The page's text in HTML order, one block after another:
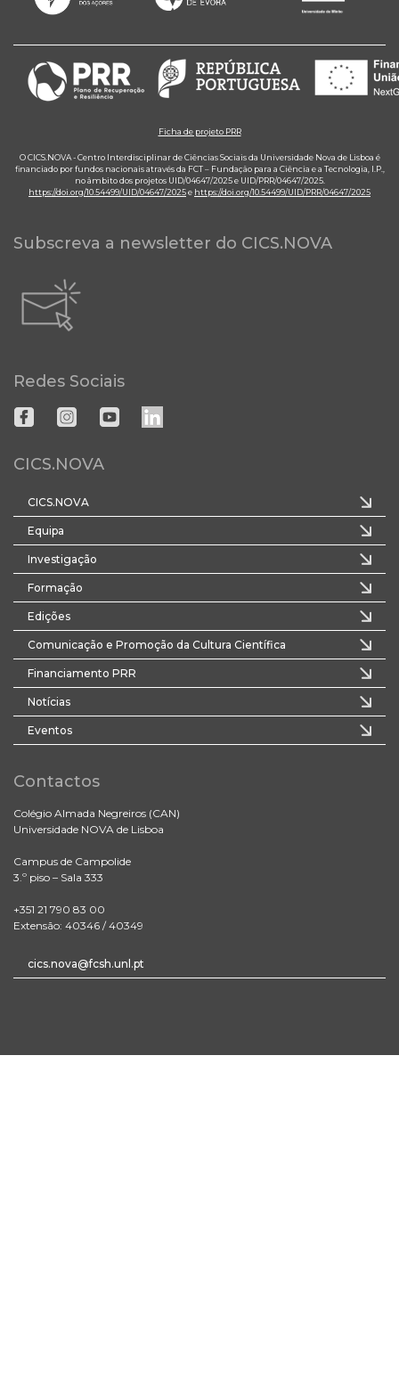
Ficha de projeto PRR
O CICS.NOVA - Centro Interdisciplinar de Ciências Sociais da Universidade Nova de Lisboa é
financiado por fundos nacionais através da FCT – Fundação para a Ciência e a Tecnologia, I.P.,
no âmbito dos projetos UID/04647/2025 e UID/PRR/04647/2025.
https://doi.org/10.54499/UID/04647/2025e https://doi.org/10.54499/UID/PRR/04647/2025
Subscreva a newsletter do CICS.NOVA
Redes Sociais
CICS.NOVA
CICS.NOVA
Equipa
Investigação
Formação
Edições
Comunicação e Promoção da Cultura Científica
Financiamento PRR
Notícias
Eventos
Contactos
Colégio Almada Negreiros (CAN)
Universidade NOVA de Lisboa
Campus de Campolide
3.º piso – Sala 333
+351 21 790 83 00
Extensão: 40346 / 40349
cics.nova@fcsh.unl.pt